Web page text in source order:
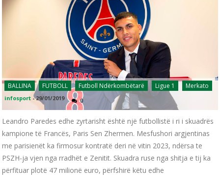
BALLINA FUTBOLL Futboll Ndërkombëtarë Ligue 1 Merkato
infosport -29/01/2019 0
Leandro Paredes edhe zyrtarisht është një futbollistë i ri i skuadrës
kampione të Francës, Paris Sen Zhermen. Mesfushori argjentinas
me parisienët ka firmosur kontratë deri në vitin 2023, ndërsa te
PSZH-ja vjen nga rradhët e Zenitit. Skuadra ruse nga shitja e tij ka
përfituar plotë 47 milionë euro, përfshirë këtu edhe